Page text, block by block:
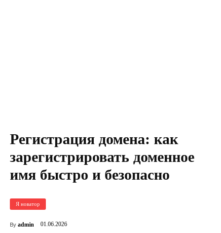
Регистрация домена: как
зарегистрировать доменное
имя быстро и безопасно
Я новатор
By admin 01.06.2026